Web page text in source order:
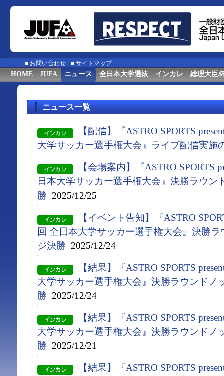
■ お問い合わせ ■ サイトマップ
HOME JUFA ニュース 全日本大学選抜 インカレ 総理大臣
ニュース一覧
【配信】『ASTRO SPORTS
大学サッカー選手権大会』ライブ配信実施
【会場案内】『ASTRO SPORTS
日本大学サッカー選手権大会』決勝ラウン
勝 2025/12/25
【イベント告知】『ASTRO
回 全日本大学サッカー選手権大会』決勝
ジ決勝 2025/12/24
【結果】『ASTRO SPORTS
大学サッカー選手権大会』決勝ラウンドノ
勝 2025/12/24
【結果】『ASTRO SPORTS
大学サッカー選手権大会』決勝ラウンドノ
勝 2025/12/21
【結果】『ASTRO SPORTS